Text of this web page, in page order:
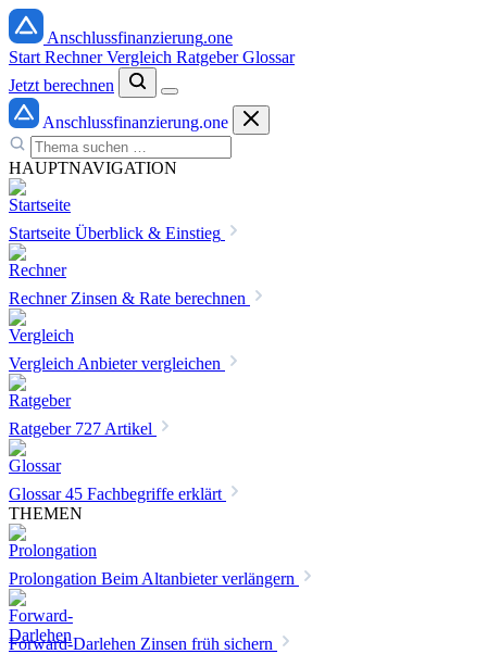
Anschlussfinanzierung.one
Start RechnerVergleich RatgeberGlossar
Jetzt berechnen
Anschlussfinanzierung.one
HAUPTNAVIGATION
Startseite Überblick & Einstieg
Rechner Zinsen & Rate berechnen
Vergleich Anbieter vergleichen
Ratgeber 727 Artikel
Glossar 45 Fachbegriffe erklärt
THEMEN
Prolongation Beim Altanbieter verlängern
Forward-Darlehen Zinsen früh sichern